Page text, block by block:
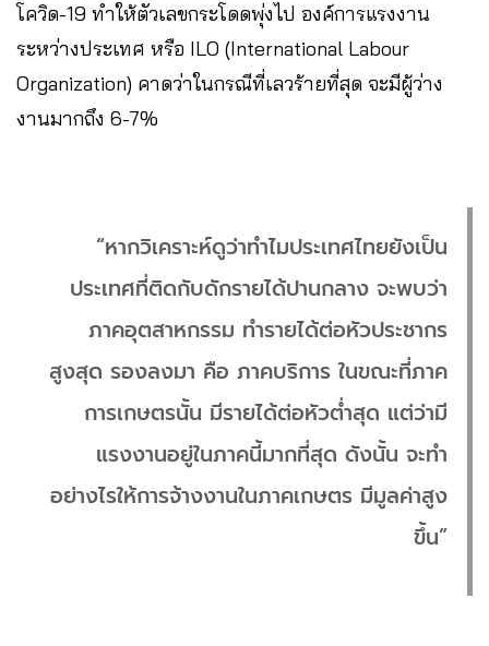
โควิด-19 ทำให้ตัวเลขกระโดดพุ่งไป องค์การแรงงาน
ระหว่างประเทศ หรือ ILO (International Labour
Organization) ​คาดว่าในกรณีที่เลวร้ายที่สุด จะมีผู้ว่าง
งานมากถึง 6-7%
“หากวิเคราะห์ดูว่าทำไมประเทศไทยยังเป็น
ประเทศที่ติดกับดักรายได้ปานกลาง​ จะพบว่า
ภาคอุตสาหกรรม ทำรายได้ต่อหัวประชากร
สูงสุด รองลงมา คือ ภาคบริการ​ ในขณะที่ภาค
การเกษตรนั้น มีรายได้ต่อหัวต่ำสุด​ แต่ว่ามี
แรงงานอยู่ในภาคนี้มากที่สุด​ ดังนั้น จะทำ
อย่างไรให้การจ้างงานในภาคเกษตร มีมูลค่าสูง
ขึ้น”